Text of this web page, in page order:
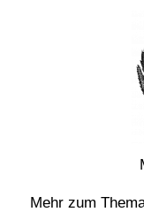
Mehr zum